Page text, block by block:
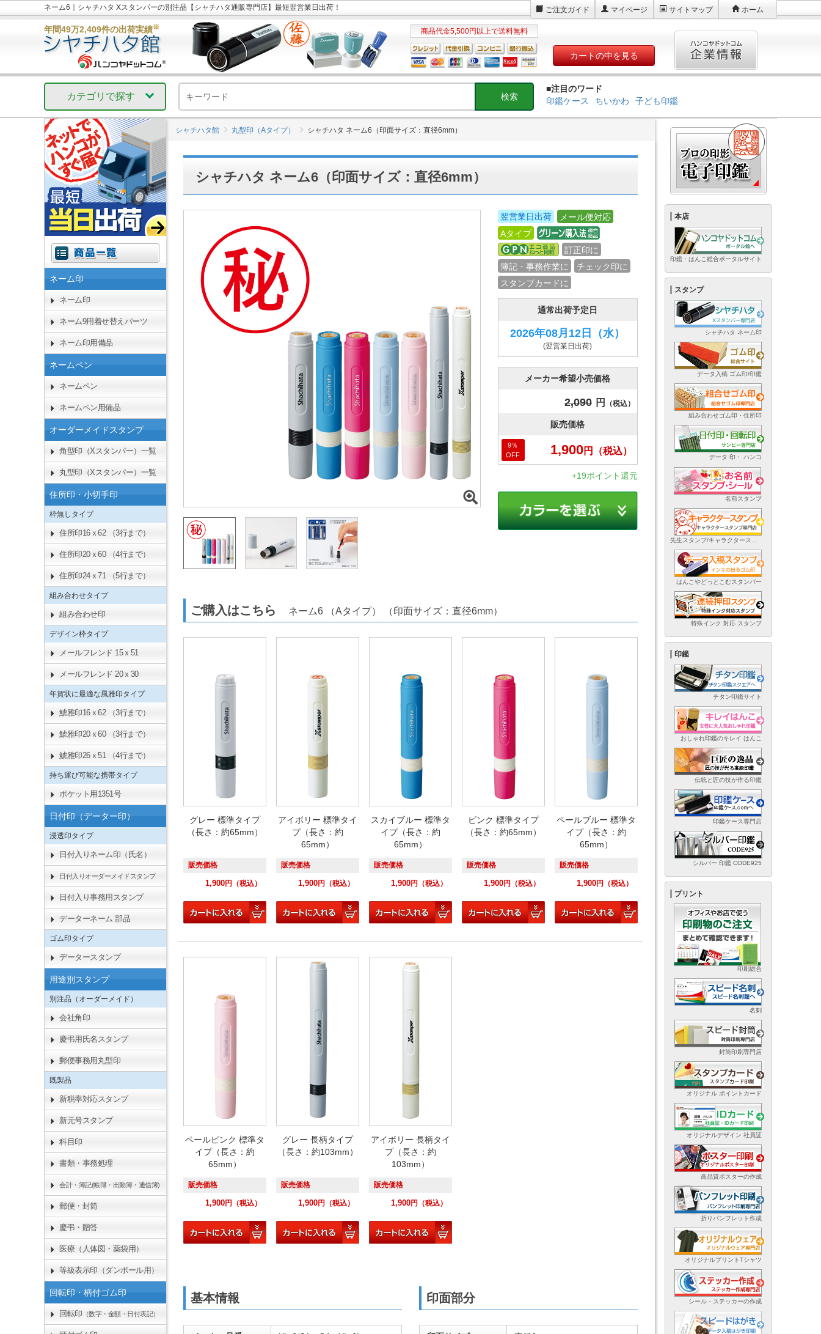
ネーム6｜シャチハタ Xスタンパーの別注品【シャチハタ通販専門店】最短翌営業日出荷！ ご注文ガイド マイページ サイトマップ ホーム
年間49万2,409件の出荷実績※
商品代金5,500円以上で送料無料
カートの中を見る
カテゴリで探す
■注目のワード
印鑑ケース
ちいかわ 子ども印鑑
シャチハタ館 丸型印（Aタイプ） シャチハタ ネーム6（印面サイズ：直径6mm）
シャチハタ ネーム6（印面サイズ：直径6mm）
翌営業日出荷
メール便対応
Aタイプ
訂正印に
簿記・事務作業に
チェック印に
スタンプカードに
通常出荷予定日
2026年08月12日 （水）
(翌営業日出荷)
メーカー希望小売価格
2,090 円 （税込）
販売価格
1,900円 （税込）
9％
OFF
+19ポイント還元
ご購入はこちら ネーム6 （Aタイプ） （印面サイズ：直径6mm）
グレー 標準タイプ
（長さ：約65mm）
販売価格
1,900円 （税込）
アイボリー 標準タイ
プ（長さ：約
65mm）
販売価格
1,900円 （税込）
スカイブルー 標準タ
イプ（長さ：約
65mm）
販売価格
1,900円 （税込）
ピンク 標準タイプ
（長さ：約65mm）
販売価格
1,900円 （税込）
ペールブルー 標準タ
イプ（長さ：約
65mm）
販売価格
1,900円 （税込）
ペールピンク 標準タ
イプ（長さ：約
65mm）
販売価格
1,900円 （税込）
グレー 長柄タイプ
（長さ：約103mm）
販売価格
1,900円 （税込）
アイボリー 長柄タイ
プ（長さ：約
103mm）
販売価格
1,900円 （税込）
基本情報 印面部分
ネーム印
ネーム印
ネーム9用着せ替えパーツ
ネーム印用備品
ネームペン
ネームペン
ネームペン用備品
オーダーメイドスタンプ
角型印（Xスタンパー）一覧
丸型印（Xスタンパー）一覧
住所印・小切手印
枠無しタイプ
住所印16ｘ62 （3行まで）
住所印20ｘ60 （4行まで）
住所印24ｘ71 （5行まで）
組み合わせタイプ
組み合わせ印
デザイン枠タイプ
メールフレンド 15ｘ51
メールフレンド 20ｘ30
年賀状に最適な風雅印タイプ
鯱雅印16ｘ62 （3行まで）
鯱雅印20ｘ60 （3行まで）
鯱雅印26ｘ51 （4行まで）
持ち運び可能な携帯タイプ
ポケット用1351号
日付印（データー印）
浸透印タイプ
日付入りネーム印（氏名）
日付入りオーダーメイドスタンプ
日付入り事務用スタンプ
データーネーム 部品
ゴム印タイプ
データースタンプ
用途別スタンプ
別注品（オーダーメイド）
会社角印
慶弔用氏名スタンプ
郵便事務用丸型印
既製品
新税率対応スタンプ
新元号スタンプ
科目印
書類・事務処理
会計・簿記(帳簿・出勤簿・通信簿)
郵便・封筒
慶弔・贈答
医療（人体図・薬袋用）
等級表示印（ダンボール用）
回転印・柄付ゴム印
回転印 （数字・金額・日付表記）
本店
印鑑・はんこ総合ポータルサイト
スタンプ
シャチハタ ネーム印
データ入稿 ゴム印/印鑑
組み合わせゴム印・住所印
データ 印・ ハンコ
名前スタンプ
はんこやどっとこむスタンパー
特殊インク 対応 スタンプ
印鑑
チタン印鑑サイト
おしゃれ印鑑のキレイ はんこ
伝統と匠の技が作る印鑑
印鑑ケース専門店
シルバー 印鑑 CODE925
プリント
印刷総合
名刺
封筒印刷専門店
オリジナル ポイントカード
オリジナルデザイン 社員証
高品質ポスターの作成
折りパンフレット作成
オリジナルプリントTシャツ
シール・ステッカーの作成